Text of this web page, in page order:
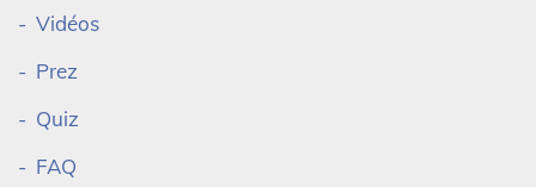
Vidéos
Prez
Quiz
FAQ